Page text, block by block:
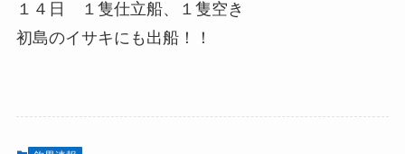
１４日 １隻仕立船、１隻空き
初島のイサキにも出船！！